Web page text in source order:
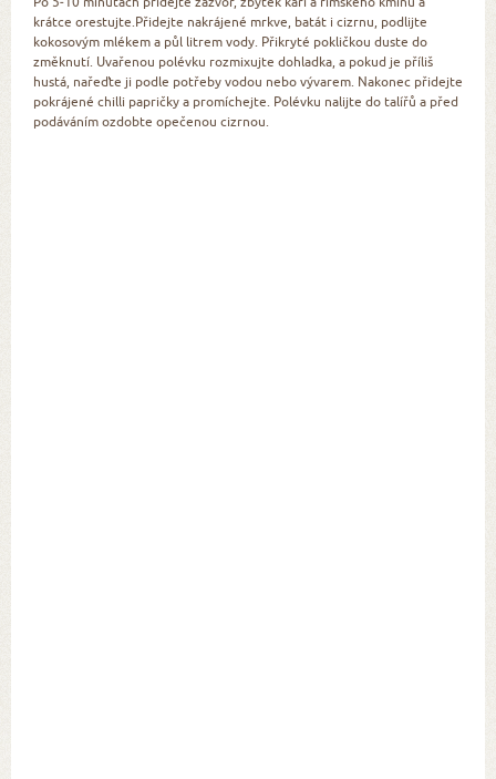
krátce orestujte.Přidejte nakrájené mrkve, batát i cizrnu, podlijte
kokosovým mlékem a půl litrem vody. Přikryté pokličkou duste do
změknutí. Uvařenou polévku rozmixujte dohladka, a pokud je příliš
hustá, nařeďte ji podle potřeby vodou nebo vývarem. Nakonec přidejte
pokrájené chilli papričky a promíchejte. Polévku nalijte do talířů a před
podáváním ozdobte opečenou cizrnou.